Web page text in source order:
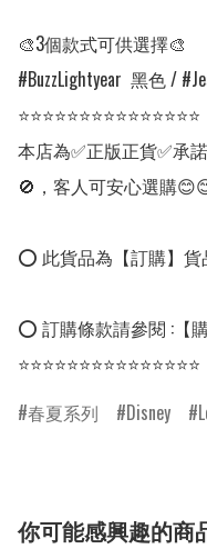
🎨3個款式可供選擇🎨
#BuzzLightyear  黑色 /
⭐⭐⭐⭐⭐⭐⭐⭐⭐⭐⭐⭐⭐⭐⭐
本店為✅正版正貨✅承
🚫，客人可安心選購
⭕ 此貨品為【訂購】貨
⭕ 訂購條款請參閱 :【
⭐⭐⭐⭐⭐⭐⭐⭐⭐⭐⭐⭐⭐⭐⭐
春夏系列
Disney
你可能感興趣的商